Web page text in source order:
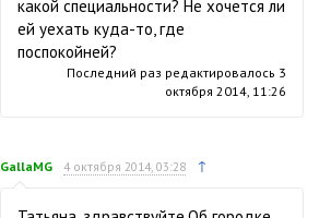
какой специальности? Не хочется ли
ей уехать куда-то, где
поспокойней?
Последний раз редактировалось 3
октября 2014, 11:26
GallaMG 4 октября 2014, 03:28 ↑